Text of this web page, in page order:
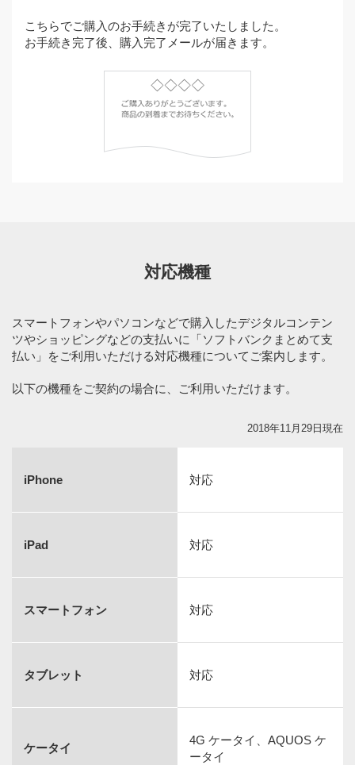
こちらでご購入のお手続きが完了いたしました。
お手続き完了後、購入完了メールが届きます。
対応機種
スマートフォンやパソコンなどで購入したデジタルコンテン
ツやショッピングなどの支払いに「ソフトバンクまとめて支
払い」をご利用いただける対応機種についてご案内します。
以下の機種をご契約の場合に、ご利用いただけます。
2018年11月29日現在
iPhone 対応
iPad 対応
スマートフォン 対応
タブレット 対応
ケータイ
4G ケータイ、AQUOS ケ
ータイ